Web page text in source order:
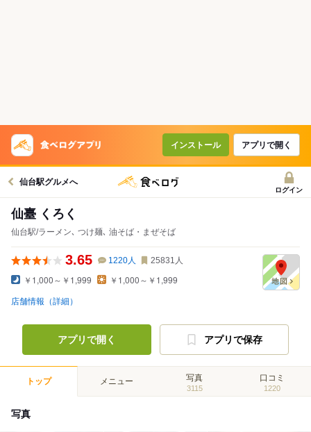
インストール アプリで開く
仙台駅グルメへ
ログイン
仙臺 くろく
仙台駅/ラーメン､ つけ麺､ 油そば・まぜそば
3.65 1220人 25831 人
￥1,000～￥1,999 ￥1,000～￥1,999
店舗情報（詳細）
アプリで開く アプリで保存
トップ メニュー 写真
3115
口コミ
1220
写真